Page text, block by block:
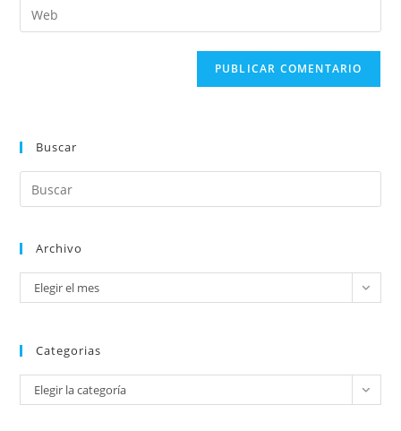
Buscar
Archivo
Elegir el mes
Categorias
Elegir la categoría